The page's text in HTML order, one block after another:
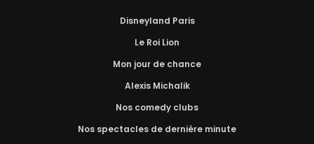
Disneyland Paris
Le Roi Lion
Mon jour de chance
Alexis Michalik
Nos comedy clubs
Nos spectacles de dernière minute